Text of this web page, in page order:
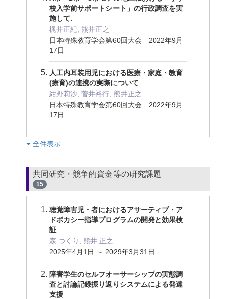
校入学前サポートシート」の行政調査を実
施して.
梶井正紀, 熊井正之
日本特殊教育学会第60回大会 2022年9月
17日
人工内耳装用児における医療・家庭・教育
(療育)の連携の実際について
紺野莉沙, 菅井裕行, 熊井正之
日本特殊教育学会第60回大会 2022年9月
17日
︎全件表示
共同研究・競争的資金等の研究課題
15
聴覚障害児・者におけるアサーティブ・ア
ドボカシー指導プログラムの開発と効果検
証
森 つくり, 熊井 正之
2025年4月1日 ～ 2029年3月31日
障害学生のセルフオーサーシップの実態調
査と討論記録振り返りシステムによる発達
支援